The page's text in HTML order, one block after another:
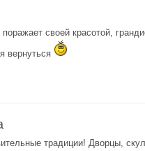
своей красотой,
вернуться
традиции! Дворцы,